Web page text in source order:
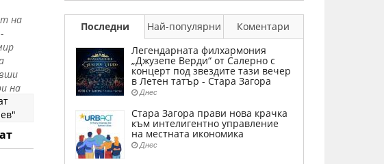
на
на
Последни Най-популярни
Коментари
Легендарната филхармония
„Джузепе Верди“ от Салерно с
концерт под звездите тази вечер
в Летен татър - Стара Загора
Днес
Стара Загора прави нова крачка
към интелигентно управление
на местната икономика
Днес